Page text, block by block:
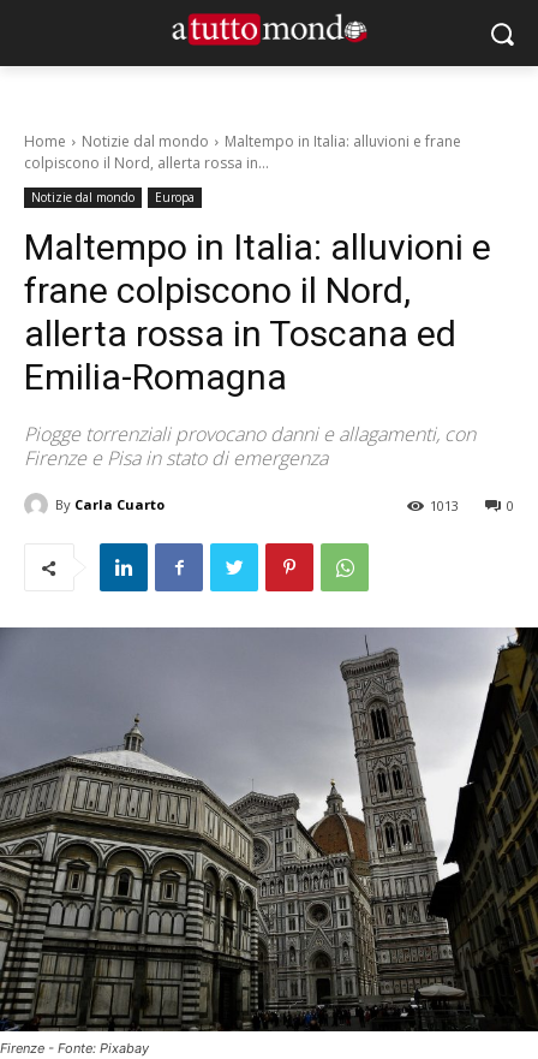
Home Notizie dal mondo
Maltempo in Italia: alluvioni e frane
colpiscono il Nord, allerta rossa in...
Notizie dal mondo Europa
Maltempo in Italia: alluvioni e
frane colpiscono il Nord,
allerta rossa in Toscana ed
Emilia-Romagna
Piogge torrenziali provocano danni e allagamenti, con
Firenze e Pisa in stato di emergenza
By Carla Cuarto 0
1013
Firenze - Fonte: Pixabay